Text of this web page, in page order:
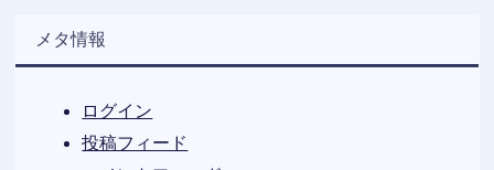
メタ情報
ログイン
投稿フィード